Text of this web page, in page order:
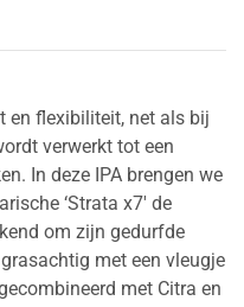
en flexibiliteit, net als bij
verwerkt tot een
In deze IPA brengen we
‘Strata x7′ de
om zijn gedurfde
met een vleugje
met Citra en